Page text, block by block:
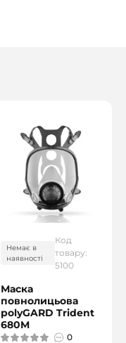
Немає в
наявності
Код
товару:
5100
Маска
повнолицьова
polyGARD Trident
680M
0